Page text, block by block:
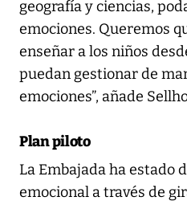
geografía y ciencias,
emociones. Queremos
enseñar a los niños
puedan gestionar de
emociones”, añade
Plan piloto
La Embajada ha estado
emocional a través de